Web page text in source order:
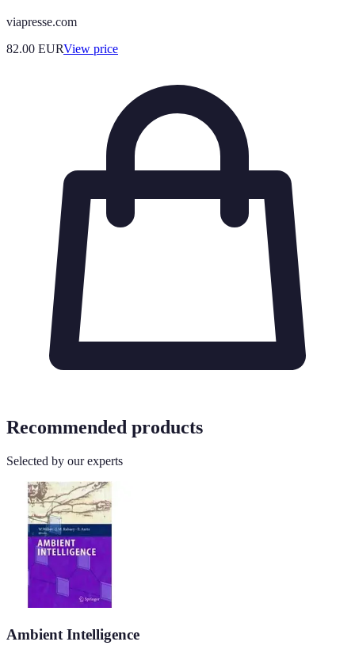
viapresse.com
82.00 EURView price
Recommended products
Selected by our experts
Ambient Intelligence